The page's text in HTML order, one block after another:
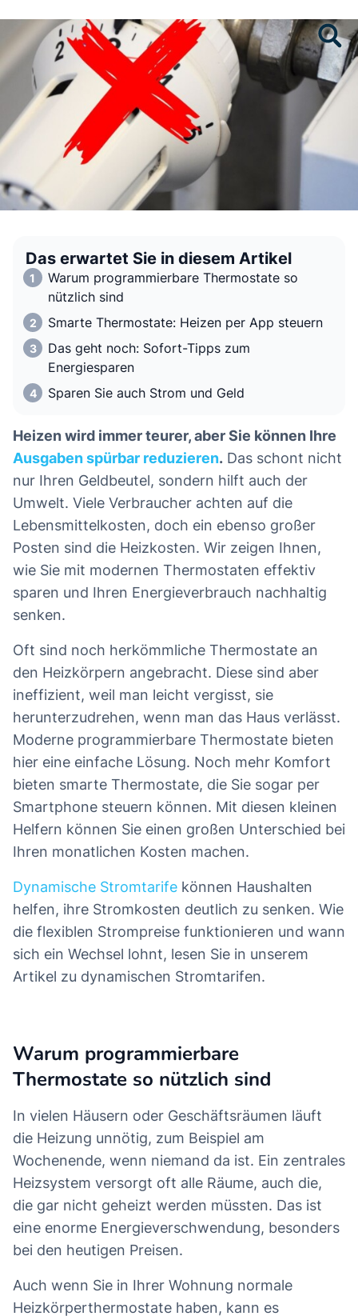
Das erwartet Sie in diesem Artikel
Warum programmierbare Thermostate so
nützlich sind
Smarte Thermostate: Heizen per App steuern
Das geht noch: Sofort-Tipps zum
Energiesparen
Sparen Sie auch Strom und Geld
Heizen wird immer teurer, aber Sie können Ihre
Ausgaben spürbar reduzieren. Das schont nicht
nur Ihren Geldbeutel, sondern hilft auch der
Umwelt. Viele Verbraucher achten auf die
Lebensmittelkosten, doch ein ebenso großer
Posten sind die Heizkosten. Wir zeigen Ihnen,
wie Sie mit modernen Thermostaten effektiv
sparen und Ihren Energieverbrauch nachhaltig
senken.
Oft sind noch herkömmliche Thermostate an
den Heizkörpern angebracht. Diese sind aber
ineffizient, weil man leicht vergisst, sie
herunterzudrehen, wenn man das Haus verlässt.
Moderne programmierbare Thermostate bieten
hier eine einfache Lösung. Noch mehr Komfort
bieten smarte Thermostate, die Sie sogar per
Smartphone steuern können. Mit diesen kleinen
Helfern können Sie einen großen Unterschied bei
Ihren monatlichen Kosten machen.
Dynamische Stromtarife können Haushalten
helfen, ihre Stromkosten deutlich zu senken. Wie
die flexiblen Strompreise funktionieren und wann
sich ein Wechsel lohnt, lesen Sie in unserem
Artikel zu dynamischen Stromtarifen.
Warum programmierbare
Thermostate so nützlich sind
In vielen Häusern oder Geschäftsräumen läuft
die Heizung unnötig, zum Beispiel am
Wochenende, wenn niemand da ist. Ein zentrales
Heizsystem versorgt oft alle Räume, auch die,
die gar nicht geheizt werden müssten. Das ist
eine enorme Energieverschwendung, besonders
bei den heutigen Preisen.
Auch wenn Sie in Ihrer Wohnung normale
Heizkörperthermostate haben, kann es